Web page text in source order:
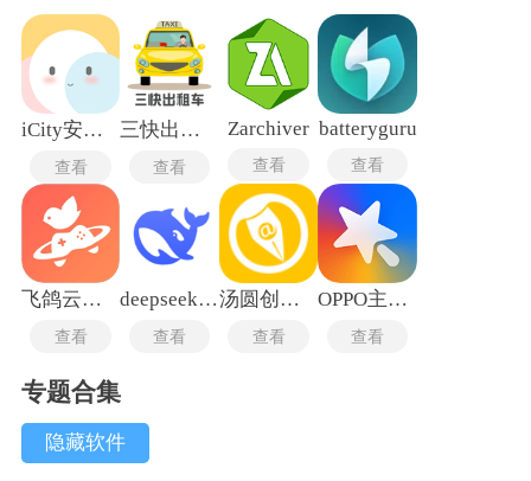
iCity安卓版
查看
三快出租车司机端
查看
Zarchiver
查看
batteryguru
查看
飞鸽云游戏老版本
查看
deepseekv3.1最新版
查看
汤圆创作最新版
查看
OPPO主题商店旧版本
查看
专题合集
隐藏软件